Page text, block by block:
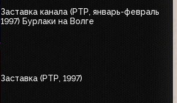
Заставка канала (РТР, январь-февраль
1997) Бурлаки на Волге
Заставка (РТР, 1997)